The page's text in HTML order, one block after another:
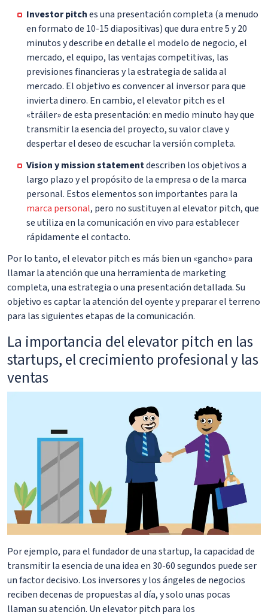
Investor pitches una presentación completa (a menudo
en formato de 10-15 diapositivas) que dura entre 5 y 20
minutos y describe en detalle el modelo de negocio, el
mercado, el equipo, las ventajas competitivas, las
previsiones financieras y la estrategia de salida al
mercado. El objetivo es convencer al inversor para que
invierta dinero. En cambio, el elevator pitch es el
«tráiler» de esta presentación: en medio minuto hay que
transmitir la esencia del proyecto, su valor clave y
despertar el deseo de escuchar la versión completa.
Vision y mission statementdescriben los objetivos a
largo plazo y el propósito de la empresa o de la marca
personal. Estos elementos son importantes para la
marca personal, pero no sustituyen al elevator pitch, que
se utiliza en la comunicación en vivo para establecer
rápidamente el contacto.
Por lo tanto, el elevator pitch es más bien un «gancho» para
llamar la atención que una herramienta de marketing
completa, una estrategia o una presentación detallada. Su
objetivo es captar la atención del oyente y preparar el terreno
para las siguientes etapas de la comunicación.
La importancia del elevator pitch en las
startups, el crecimiento profesional y las
ventas
Por ejemplo, para el fundador de una startup, la capacidad de
transmitir la esencia de una idea en 30-60 segundos puede ser
un factor decisivo. Los inversores y los ángeles de negocios
reciben decenas de propuestas al día, y solo unas pocas
llaman su atención. Un elevator pitch para los